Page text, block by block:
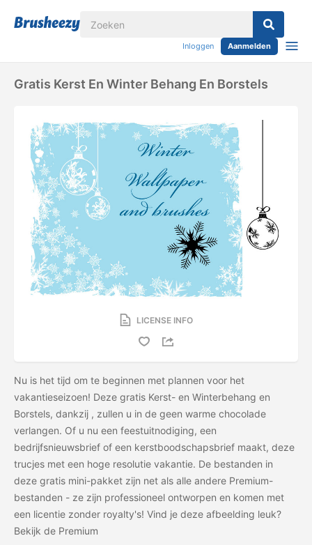
Inloggen Aanmelden
Gratis Kerst En Winter Behang En Borstels
LICENSE INFO
Nu is het tijd om te beginnen met plannen voor het
vakantieseizoen! Deze gratis Kerst- en Winterbehang en
Borstels, dankzij , zullen u in de geen warme chocolade
verlangen. Of u nu een feestuitnodiging, een
bedrijfsnieuwsbrief of een kerstboodschapsbrief maakt, deze
trucjes met een hoge resolutie vakantie. De bestanden in
deze gratis mini-pakket zijn net als alle andere Premium-
bestanden - ze zijn professioneel ontworpen en komen met
een licentie zonder royalty's! Vind je deze afbeelding leuk?
Bekijk de Premium